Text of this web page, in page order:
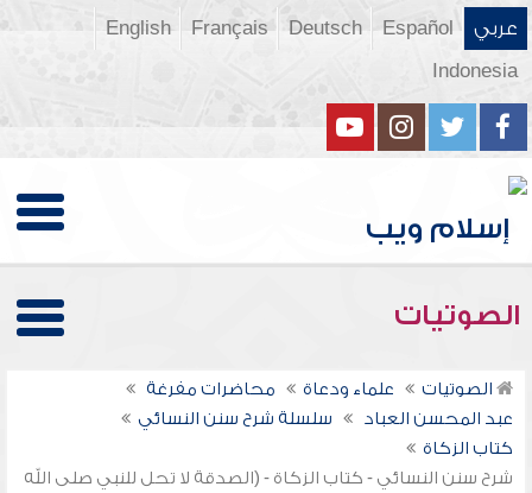
عربي Español
Deutsch
Français
English
Indonesia
الصوتيات
الصوتيات علماء ودعاة
محاضرات مفرغة
عبد المحسن العباد
سلسلة شرح سنن النسائي
كتاب الزكاة
شرح سنن النسائي - كتاب الزكاة - (الصدقة لا تحل للنبي صلى الله